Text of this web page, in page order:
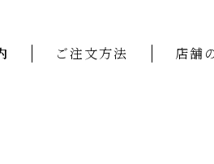
ご注文方法 店舗